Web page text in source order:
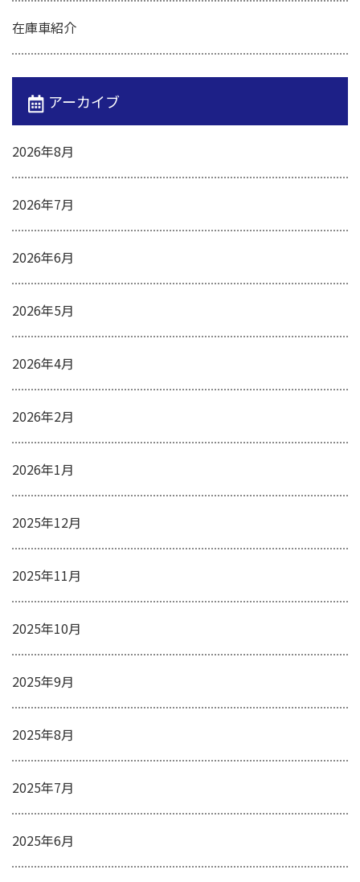
在庫車紹介
アーカイブ
2026年8月
2026年7月
2026年6月
2026年5月
2026年4月
2026年2月
2026年1月
2025年12月
2025年11月
2025年10月
2025年9月
2025年8月
2025年7月
2025年6月